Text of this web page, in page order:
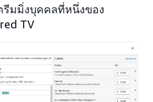
มมิ่งบุคคลที่หนึ่งของ
TV